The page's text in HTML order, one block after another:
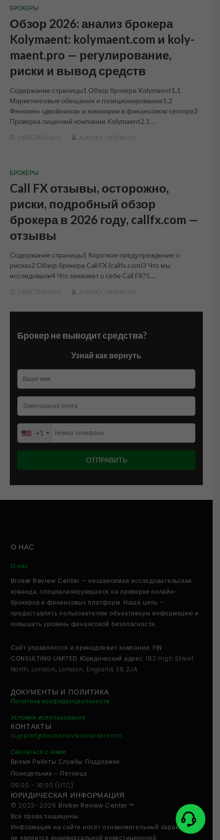
БРОКЕРЫ
Обзор 2026: анализ брокера
Kolymaent: kolymaent.com и koly-
maent.pro — регулирование,
риски и вывод средств
Содержание страницы1 Обзор брокера Kolymaent1.1
Маркетинговые обещания и позиционирование1.2
Феномен «двойников» и мимикрии в финансовом секторе2
Проверка лицензий компании Kolymaent2.1…
2 МЕСЯЦА AGO ALEKSEY_MITRAKOV
БРОКЕРЫ
Call FX отзывы, осторожно,
риски, подробный обзор
брокера в 2026 году, callfx.com —
отзывы
Содержание страницы1 Короткое предупреждение о
рисках2 Обзор брокера Call FX (callfx.com)3 Что мы
исследовали4 Что заявляет о себе Call FX?5…
2 МЕСЯЦА AGO ALEKSEY_MITRAKOV
Брокер не выводит средства?
Узнай как вернуть
+1
О НАС
О нас
Broker Review Center — независимая исследовательская
команда, специализирующаяся на проверке онлайн-
брокеров и финансовых платформ. Наша цель —
предоставлять пользователям объективную информацию и
повышать уровень финансовой безопасности.
Сайт управляется и принадлежит компании: FIN
CONSULTING LIMITED. Юридический адрес: 182 High Street
North, London, London, England, E6 2JA
ДОКУМЕНТЫ И ПОЛИТИКА
Политика конфиденциальности
Условия использования
КОНТАКТЫ
support@brokerreviewcenter.com
Связаться с нами
Время Работы Службы Поддержки:
Понедельник – Пятница
09:00 – 18:00 (UTC)
ЮРИДИЧЕСКАЯ ИНФОРМАЦИЯ
© 2023–2026 Broker Review Center ™
Все права защищены.
Информация на сайте носитознакомительный характери
не является индивидуальной инвестиционной